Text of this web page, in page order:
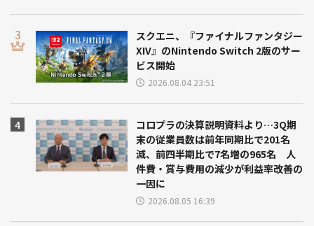
スクエニ、『ファイナルファンタジー
XIV』のNintendo Switch 2版のサー
ビス開始
2026.08.04 23:51
コロプラの決算説明資料より…3Q期
末の従業員数は前年同期比で201名
減、前四半期比で7名増の965名 人
件費・賞与費用の減少が利益率改善の
一因に
2026.08.05 16:39